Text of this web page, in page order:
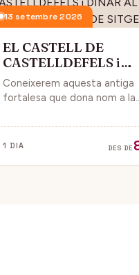
13 setembre 2026
EL CASTELL DE
CASTELLDEFELS i
DINAR AL PASSEIG
MARITIM DE SITGES
Coneixerem aquesta antiga
fortalesa que dona nom a la
un punt estratègic amb
mar Mediterrani.
1 DIA DES DE